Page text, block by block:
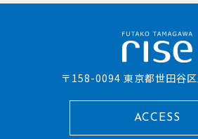
〒158-0094 東京都世田谷
ACCESS